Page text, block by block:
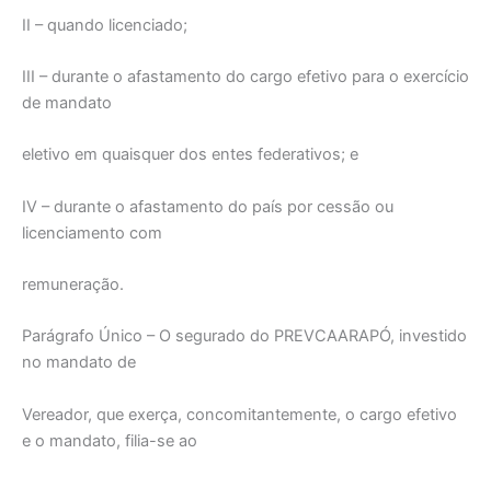
II – quando licenciado;
III – durante o afastamento do cargo efetivo para o exercício
de mandato
eletivo em quaisquer dos entes federativos; e
IV – durante o afastamento do país por cessão ou
licenciamento com
remuneração.
Parágrafo Único – O segurado do PREVCAARAPÓ, investido
no mandato de
Vereador, que exerça, concomitantemente, o cargo efetivo
e o mandato, filia-se ao